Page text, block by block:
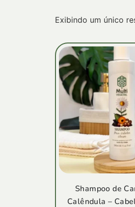
Exibindo um único
Shampoo de
Calêndula –